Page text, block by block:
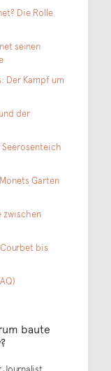
Die Rolle
seinen
Der Kampf um
der
Garten
zwischen
bis
baute